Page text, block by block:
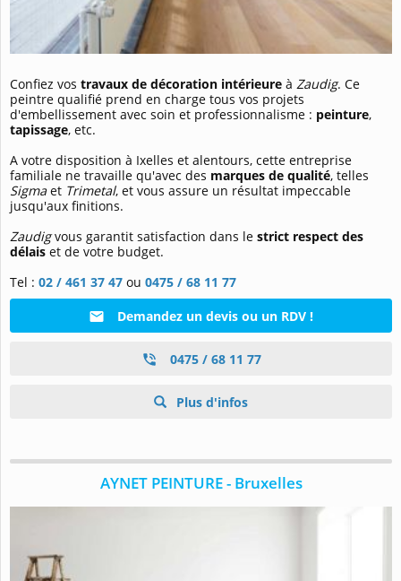
Confiez vos travaux de décoration intérieure à Zaudig. Ce
peintre qualifié prend en charge tous vos projets
d'embellissement avec soin et professionnalisme : peinture,
tapissage, etc.
A votre disposition à Ixelles et alentours, cette entreprise
familiale ne travaille qu'avec des marques de qualité, telles
Sigmaet Trimetal, et vous assure un résultat impeccable
jusqu'aux finitions.
Zaudigvous garantit satisfaction dans le strict respect des
délais et de votre budget.
Tel : 02 / 461 37 47 ou 0475 / 68 11 77
Demandez un devis ou un RDV !
0475 / 68 11 77
Plus d'infos
AYNET PEINTURE - Bruxelles